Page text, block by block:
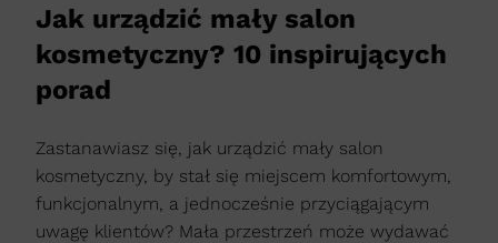
Jak urządzić mały salon
kosmetyczny? 10 inspirujących
porad
Zastanawiasz się, jak urządzić mały salon
kosmetyczny, by stał się miejscem komfortowym,
funkcjonalnym, a jednocześnie przyciągającym
uwagę klientów? Mała przestrzeń może wydawać